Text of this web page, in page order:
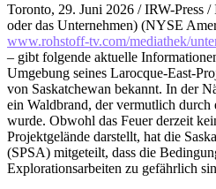
Toronto, 29. Juni 2026 / IRW-Press
oder das Unternehmen) (NYSE
www.rohstoff-tv.com/mediathek/
– gibt folgende aktuelle
Umgebung seines Larocque-East-
von Saskatchewan bekannt. In der
ein Waldbrand, der vermutlich durch
wurde. Obwohl das Feuer derzeit
Projektgelände darstellt, hat die
(SPSA) mitgeteilt, dass die
Explorationsarbeiten zu gefährlich